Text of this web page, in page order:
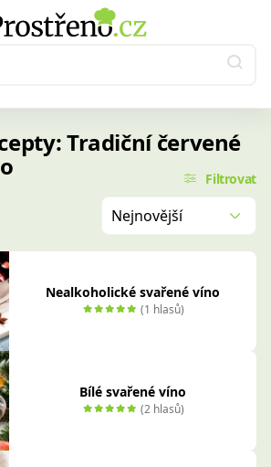
Tradiční červené
Filtrovat
Nejnovější
Nealkoholické svařené víno
(1 hlasů)
Bílé svařené víno
(2 hlasů)